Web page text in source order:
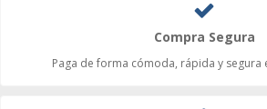
Compra Segura
Paga de forma cómoda, rápida y segura